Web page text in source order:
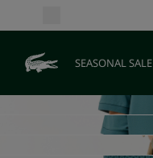
SEASONAL SALE